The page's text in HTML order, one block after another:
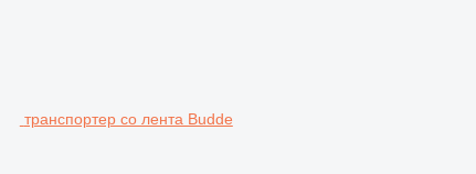
транспортер со лента Budde